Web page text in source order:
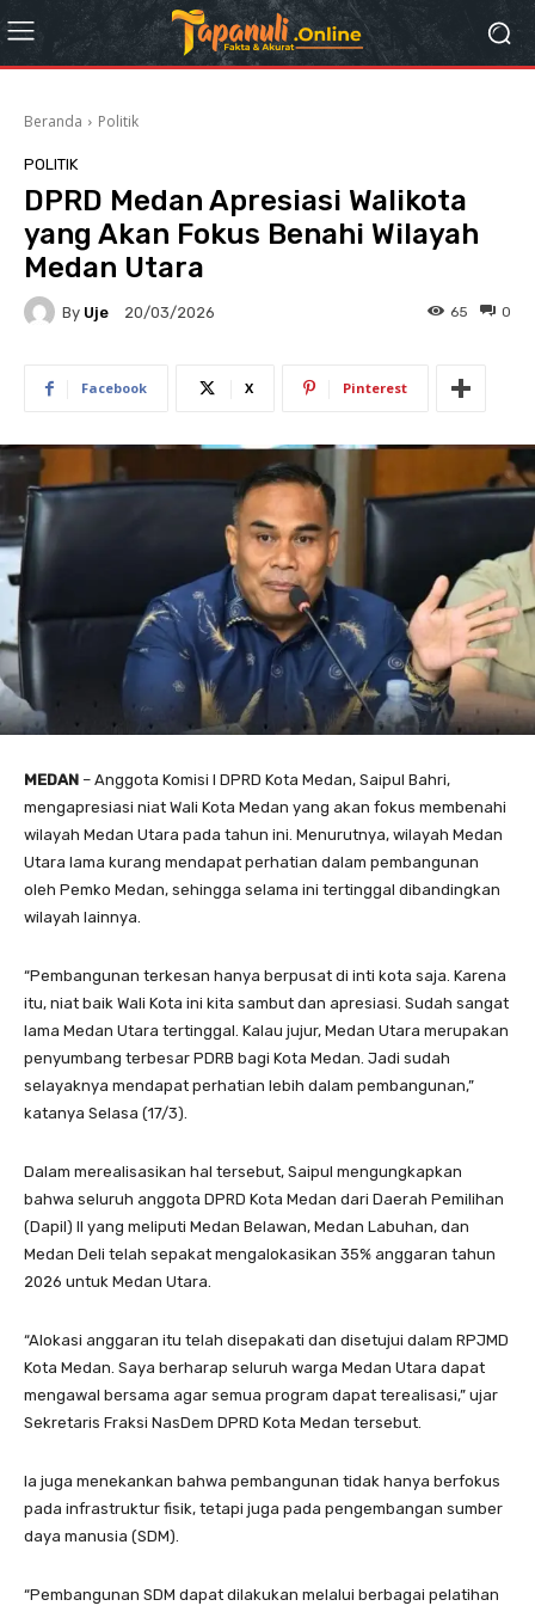
Beranda Politik
POLITIK
DPRD Medan Apresiasi Walikota
yang Akan Fokus Benahi Wilayah
Medan Utara
By Uje 20/03/2026 0
65
Facebook X Pinterest
MEDAN – Anggota Komisi I DPRD Kota Medan, Saipul Bahri,
mengapresiasi niat Wali Kota Medan yang akan fokus membenahi
wilayah Medan Utara pada tahun ini. Menurutnya, wilayah Medan
Utara lama kurang mendapat perhatian dalam pembangunan
oleh Pemko Medan, sehingga selama ini tertinggal dibandingkan
wilayah lainnya.
“Pembangunan terkesan hanya berpusat di inti kota saja. Karena
itu, niat baik Wali Kota ini kita sambut dan apresiasi. Sudah sangat
lama Medan Utara tertinggal. Kalau jujur, Medan Utara merupakan
penyumbang terbesar PDRB bagi Kota Medan. Jadi sudah
selayaknya mendapat perhatian lebih dalam pembangunan,”
katanya Selasa (17/3).
Dalam merealisasikan hal tersebut, Saipul mengungkapkan
bahwa seluruh anggota DPRD Kota Medan dari Daerah Pemilihan
(Dapil) II yang meliputi Medan Belawan, Medan Labuhan, dan
Medan Deli telah sepakat mengalokasikan 35% anggaran tahun
2026 untuk Medan Utara.
“Alokasi anggaran itu telah disepakati dan disetujui dalam RPJMD
Kota Medan. Saya berharap seluruh warga Medan Utara dapat
mengawal bersama agar semua program dapat terealisasi,” ujar
Sekretaris Fraksi NasDem DPRD Kota Medan tersebut.
Ia juga menekankan bahwa pembangunan tidak hanya berfokus
pada infrastruktur fisik, tetapi juga pada pengembangan sumber
daya manusia (SDM).
“Pembangunan SDM dapat dilakukan melalui berbagai pelatihan